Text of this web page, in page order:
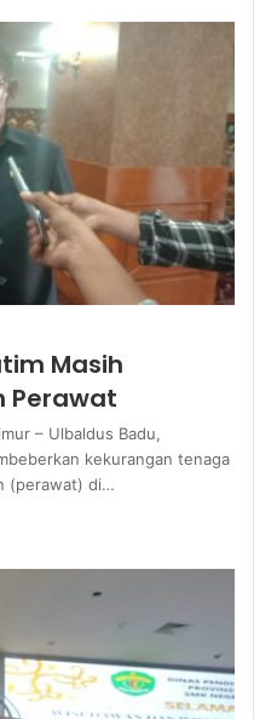
Masih
Perawat
– Ulbaldus Badu,
kekurangan tenaga
(perawat) di…